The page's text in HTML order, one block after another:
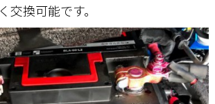
交換可能です。